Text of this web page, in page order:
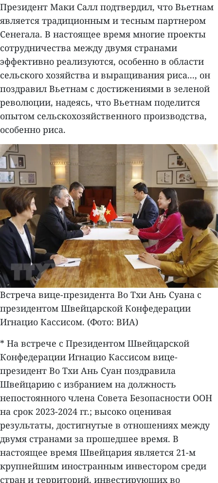
Президент Маки Салл подтвердил, что Вьетнам
является традиционным и тесным партнером
Сенегала. В настоящее время многие проекты
сотрудничества между двумя странами
эффективно реализуются, особенно в области
сельского хозяйства и выращивания риса..., он
поздравил Вьетнам с достижениями в зеленой
революции, надеясь, что Вьетнам поделится
опытом сельскохозяйственного производства,
особенно риса.
Встреча вице-президента Во Тхи Ань Суана с
президентом Швейцарской Конфедерации
Игнацио Кассисом. (Фото: ВИА)
* На встрече с Президентом Швейцарской
Конфедерации Игнацио Кассисом вице-
президент Во Тхи Ань Суан поздравила
Швейцарию с избранием на должность
непостоянного члена Совета Безопасности ООН
на срок 2023-2024 гг.; высоко оценивая
результаты, достигнутые в отношениях между
двумя странами за прошедшее время. В
настоящее время Швейцария является 21-м
крупнейшим иностранным инвестором среди
стран и территорий, инвестирующих во